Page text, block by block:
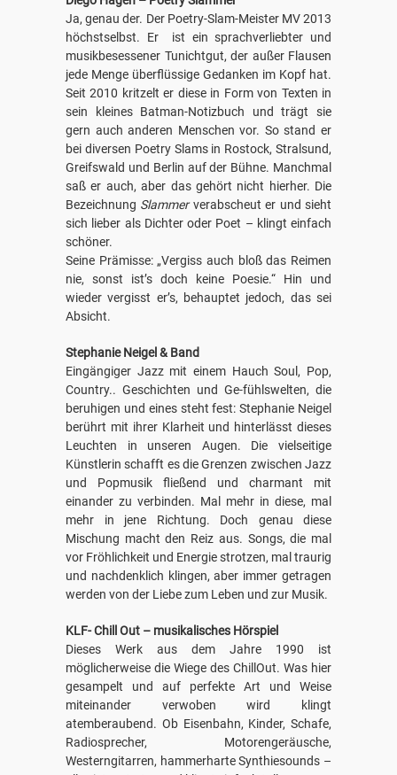
Ja, genau der. Der Poetry-Slam-Meister MV 2013
höchstselbst. Er ist ein sprachverliebter und
musikbesessener Tunichtgut, der außer Flausen
jede Menge überflüssige Gedanken im Kopf hat.
Seit 2010 kritzelt er diese in Form von Texten in
sein kleines Batman-Notizbuch und trägt sie
gern auch anderen Menschen vor. So stand er
bei diversen Poetry Slams in Rostock, Stralsund,
Greifswald und Berlin auf der Bühne. Manchmal
saß er auch, aber das gehört nicht hierher. Die
Bezeichnung Slammerverabscheut er und sieht
sich lieber als Dichter oder Poet – klingt einfach
schöner.
Seine Prämisse: „Vergiss auch bloß das Reimen
nie, sonst ist’s doch keine Poesie.“ Hin und
wieder vergisst er’s, behauptet jedoch, das sei
Absicht.
Stephanie Neigel & Band
Eingängiger Jazz mit einem Hauch Soul, Pop,
Country.. Geschichten und Ge-fühlswelten, die
beruhigen und eines steht fest: Stephanie Neigel
berührt mit ihrer Klarheit und hinterlässt dieses
Leuchten in unseren Augen. Die vielseitige
Künstlerin schafft es die Grenzen zwischen Jazz
und Popmusik fließend und charmant mit
einander zu verbinden. Mal mehr in diese, mal
mehr in jene Richtung. Doch genau diese
Mischung macht den Reiz aus. Songs, die mal
vor Fröhlichkeit und Energie strotzen, mal traurig
und nachdenklich klingen, aber immer getragen
werden von der Liebe zum Leben und zur Musik.
KLF- Chill Out – musikalisches Hörspiel
Dieses Werk aus dem Jahre 1990 ist
möglicherweise die Wiege des ChillOut. Was hier
gesampelt und auf perfekte Art und Weise
miteinander verwoben wird klingt
atemberaubend. Ob Eisenbahn, Kinder, Schafe,
Radiosprecher, Motorengeräusche,
Westerngitarren, hammerharte Synthiesounds –